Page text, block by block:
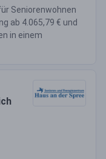
Seniorenwohnen
ab 4.065,79 € und
in einem